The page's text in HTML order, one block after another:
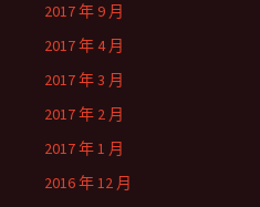
2017 年 9 月
2017 年 4 月
2017 年 3 月
2017 年 2 月
2017 年 1 月
2016 年 12 月